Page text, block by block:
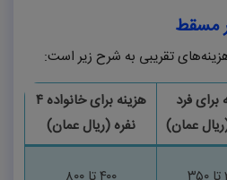
مسقط
تقریبی به شرح زیر است:
برای فرد
عمان)
هزینه برای خانواده۴
نفره (ریال عمان)